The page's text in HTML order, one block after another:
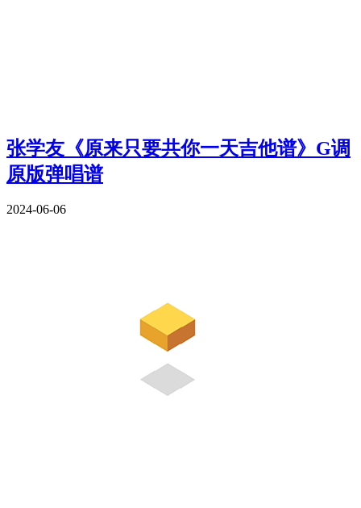
张学友《原来只要共你一天吉他谱》G调
原版弹唱谱
2024-06-06